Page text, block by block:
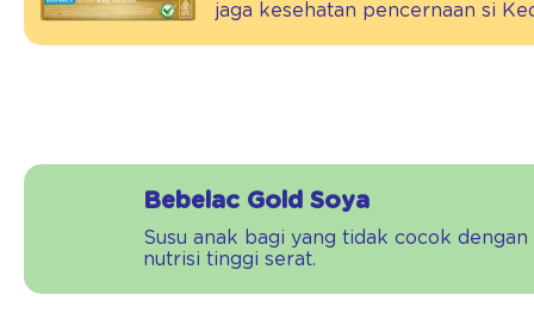
jaga kesehatan pencernaan si
Bebelac Gold Soya
Susu anak bagi yang tidak cocok
nutrisi tinggi serat.